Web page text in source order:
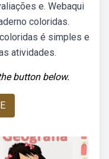
e. Webaqui
coloridas.
é simples e
atividades.
button below.